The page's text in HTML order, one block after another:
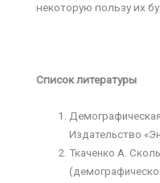
некоторую пользу их
Список литературы
Издательство
Ткаченко А.